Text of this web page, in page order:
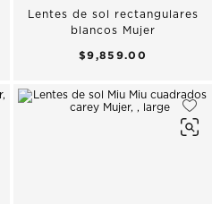
Lentes de sol rectangulares
blancos Mujer
$9,859.00